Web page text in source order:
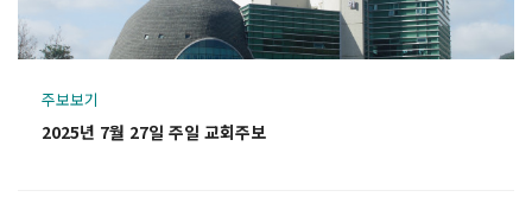
주보보기
2025년 7월 27일 주일 교회주보